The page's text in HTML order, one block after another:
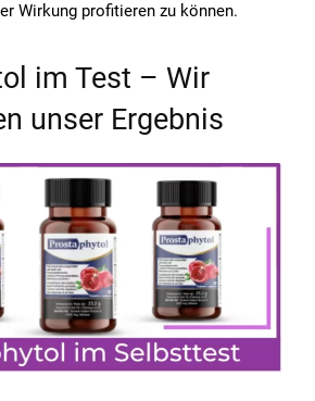
Wirkung profitieren zu können.
im Test – Wir
unser Ergebnis